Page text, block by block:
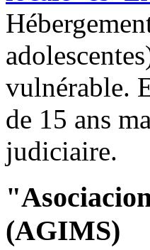
vulnérable.
de 15 ans
judiciaire.
(AGIMS)